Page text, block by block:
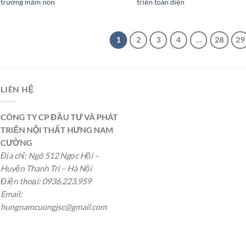
1 2 3 4 … 28 29
LIÊN HỆ
CÔNG TY CP ĐẦU TƯ VÀ PHÁT
TRIỂN NỘI THẤT HƯNG NAM
CƯỜNG
Địa chỉ: Ngõ 512 Ngọc Hồi –
Huyện Thanh Trì – Hà Nội
Điện thoại: 0936.223.959
Email:
hungnamcuongjsc@gmail.com